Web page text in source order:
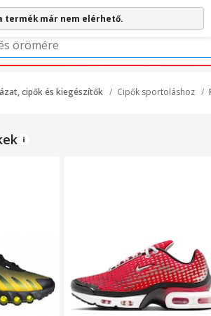
termék már nem elérhető.
cipők és kiegészítők Cipők sportoláshoz